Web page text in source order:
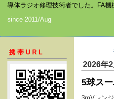
導体ラジオ修理技術者でした。FA
since 2011/Aug
携帯URL
2026年
5球ス